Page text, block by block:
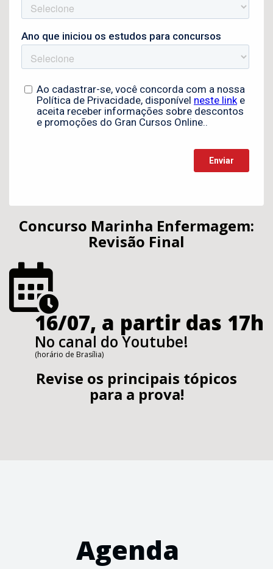
Concurso Marinha Enfermagem:
Revisão Final
16/07, a partir das 17h
No canal do Youtube!
(horário de Brasília)
Revise os principais tópicos
para a prova!
Agenda